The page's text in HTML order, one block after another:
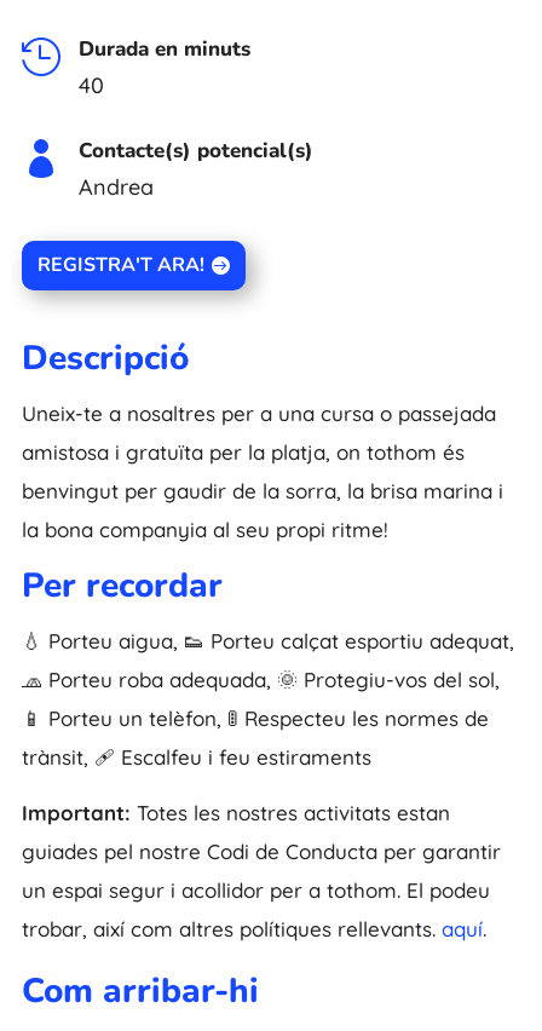

Durada en minuts
40

Contacte(s) potencial(s)
Andrea
REGISTRA'T ARA!
Descripció
Uneix-te a nosaltres per a una cursa o passejada
amistosa i gratuïta per la platja, on tothom és
benvingut per gaudir de la sorra, la brisa marina i
la bona companyia al seu propi ritme!
Per recordar
💧 Porteu aigua, 👟 Porteu calçat esportiu adequat,
🧢 Porteu roba adequada, 🌞 Protegiu-vos del sol,
📱 Porteu un telèfon, 🚦 Respecteu les normes de
trànsit, 🩹 Escalfeu i feu estiraments
Important: Totes les nostres activitats estan
guiades pel nostre Codi de Conducta per garantir
un espai segur i acollidor per a tothom. El podeu
trobar, així com altres polítiques rellevants. aquí.
Com arribar-hi